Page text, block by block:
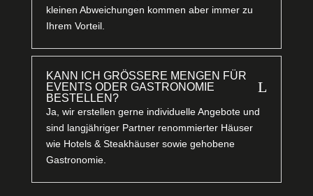
kleinen Abweichungen kommen aber immer zu
Ihrem Vorteil.
KANN ICH GRÖSSERE MENGEN FÜR E
VENTS ODER GASTRONOMIE B
ESTELLEN?
L
Ja, wir erstellen gerne individuelle Angebote und
sind langjähriger Partner renommierter Häuser
wie Hotels & Steakhäuser sowie gehobene
Gastronomie.